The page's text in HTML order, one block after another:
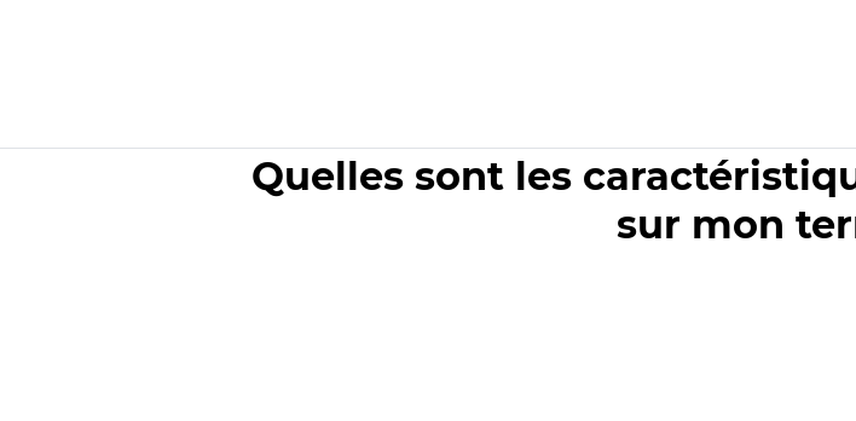
Quelles sont les
sur mon